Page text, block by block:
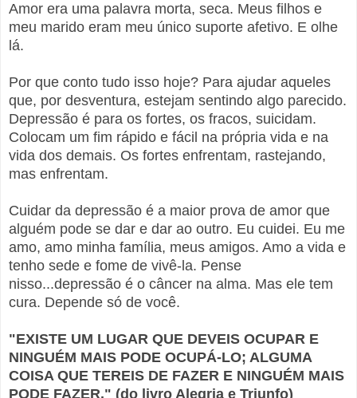
Amor era uma palavra morta, seca. Meus filhos e
meu marido eram meu único suporte afetivo. E olhe
lá.
Por que conto tudo isso hoje? Para ajudar aqueles
que, por desventura, estejam sentindo algo parecido.
Depressão é para os fortes, os fracos, suicidam.
Colocam um fim rápido e fácil na própria vida e na
vida dos demais. Os fortes enfrentam, rastejando,
mas enfrentam.
Cuidar da depressão é a maior prova de amor que
alguém pode se dar e dar ao outro. Eu cuidei. Eu me
amo, amo minha família, meus amigos. Amo a vida e
tenho sede e fome de vivê-la. Pense
nisso...depressão é o câncer na alma. Mas ele tem
cura. Depende só de você.
"EXISTE UM LUGAR QUE DEVEIS OCUPAR E
NINGUÉM MAIS PODE OCUPÁ-LO; ALGUMA
COISA QUE TEREIS DE FAZER E NINGUÉM MAIS
PODE FAZER." (do livro Alegria e Triunfo)